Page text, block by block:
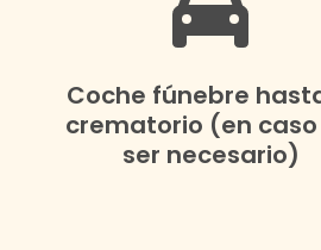
Coche fúnebre
crematorio (en
ser necesario)